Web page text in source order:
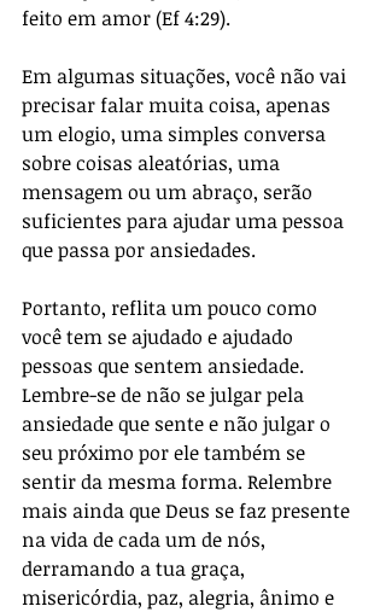
feito em amor (Ef 4:29).
Em algumas situações, você não vai
precisar falar muita coisa, apenas
um elogio, uma simples conversa
sobre coisas aleatórias, uma
mensagem ou um abraço, serão
suficientes para ajudar uma pessoa
que passa por ansiedades.
Portanto, reflita um pouco como
você tem se ajudado e ajudado
pessoas que sentem ansiedade.
Lembre-se de não se julgar pela
ansiedade que sente e não julgar o
seu próximo por ele também se
sentir da mesma forma. Relembre
mais ainda que Deus se faz presente
na vida de cada um de nós,
derramando a tua graça,
misericórdia, paz, alegria, ânimo e